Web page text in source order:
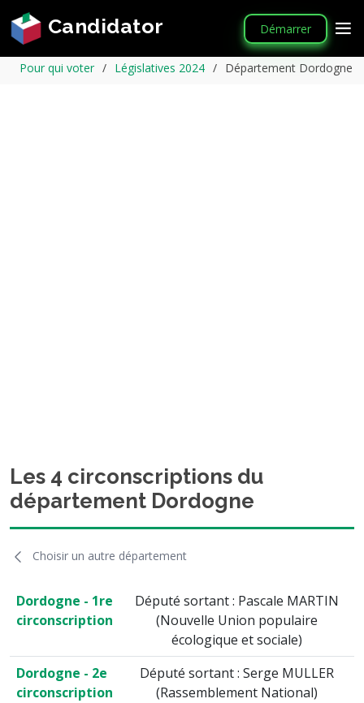
Candidator Démarrer
Pour qui voter Législatives 2024 Département Dordogne
Les 4 circonscriptions du
département Dordogne
Choisir un autre département
Dordogne - 1re
circonscription
Député sortant : Pascale MARTIN
(Nouvelle Union populaire
écologique et sociale)
Dordogne - 2e
circonscription
Député sortant : Serge MULLER
(Rassemblement National)